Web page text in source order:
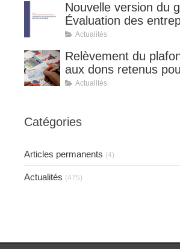
Nouvelle version du
Évaluation des
titres de sociétés ».
Actualités
Relèvement du
aux dons retenus
détermination de la
Actualités
Catégories
Articles permanents (4)
Actualités (475)